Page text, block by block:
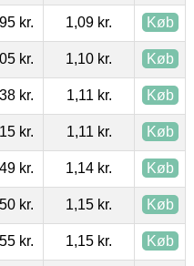
kr. 1,09 kr. Køb
kr. 1,10 kr. Køb
kr. 1,11 kr. Køb
kr. 1,11 kr. Køb
kr. 1,14 kr. Køb
kr. 1,15 kr. Køb
kr. 1,15 kr. Køb